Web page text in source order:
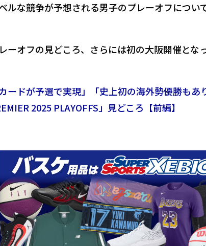
ルな競争が予想される男子のプレーオフについ
ーオフの見どころ、さらには初の大阪開催とな
ードが予選で実現」「史上初の海外勢優勝も
2025 PLAYOFFS」見どころ【前編】